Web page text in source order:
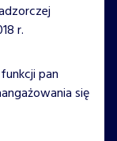
r.
pan
się